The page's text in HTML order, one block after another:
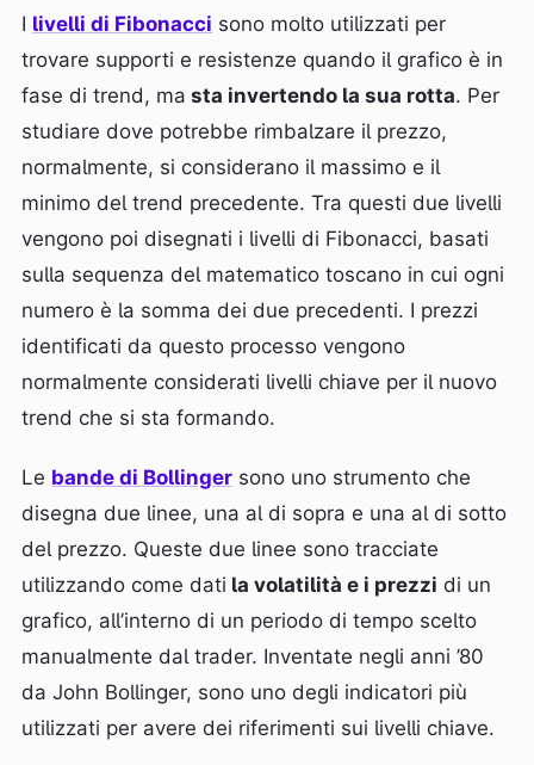
I livelli di Fibonacci sono molto utilizzati per
trovare supporti e resistenze quando il grafico è in
fase di trend, ma sta invertendo la sua rotta. Per
studiare dove potrebbe rimbalzare il prezzo,
normalmente, si considerano il massimo e il
minimo del trend precedente. Tra questi due livelli
vengono poi disegnati i livelli di Fibonacci, basati
sulla sequenza del matematico toscano in cui ogni
numero è la somma dei due precedenti. I prezzi
identificati da questo processo vengono
normalmente considerati livelli chiave per il nuovo
trend che si sta formando.
Le bande di Bollinger sono uno strumento che
disegna due linee, una al di sopra e una al di sotto
del prezzo. Queste due linee sono tracciate
utilizzando come dati la volatilità e i prezzi di un
grafico, all’interno di un periodo di tempo scelto
manualmente dal trader. Inventate negli anni ’80
da John Bollinger, sono uno degli indicatori più
utilizzati per avere dei riferimenti sui livelli chiave.